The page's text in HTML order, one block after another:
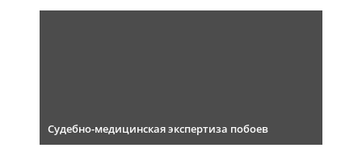
Судебно-медицинская экспертиза побоев